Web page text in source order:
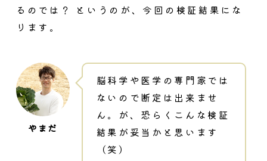
るのでは？
というのが、今回の検証結果にな
ります。
脳科学や医学の専門家では
ないので断定は出来ませ
ん。が、恐らくこんな検証
結果が妥当かと思います
（笑）